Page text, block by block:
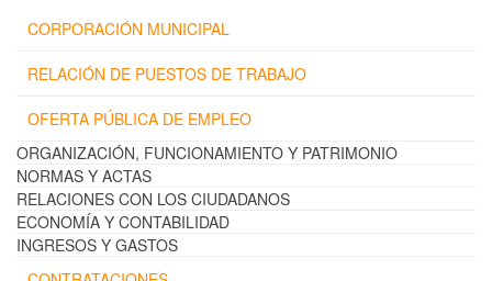
CORPORACIÓN MUNICIPAL
RELACIÓN DE PUESTOS DE TRABAJO
OFERTA PÚBLICA DE EMPLEO
ORGANIZACIÓN, FUNCIONAMIENTO Y PATRIMONIO
NORMAS Y ACTAS
RELACIONES CON LOS CIUDADANOS
ECONOMÍA Y CONTABILIDAD
INGRESOS Y GASTOS